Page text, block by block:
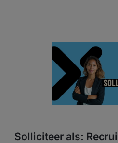
Solliciteer als: